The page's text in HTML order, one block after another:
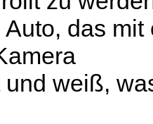
Auto, das
und weiß,